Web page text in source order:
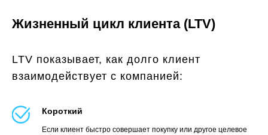
Жизненный цикл клиента (LTV)
LTV показывает, как долго клиент
взаимодействует с компанией:
Короткий
Если клиент быстро совершает покупку или другое целевое